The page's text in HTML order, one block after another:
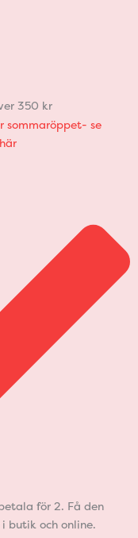
350 kr
sommaröppet- se
för 2. Få den
butik och online.